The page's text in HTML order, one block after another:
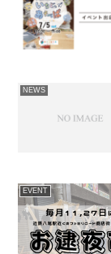
NEWS
EVENT